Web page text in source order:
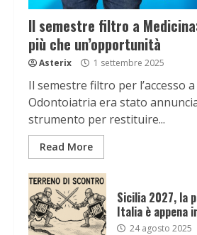
Il semestre filtro a
più che un’opportunità
Asterix 1 settembre 2025
Il semestre filtro per l’accesso
Odontoiatria era stato
strumento per restituire...
Read More
Sicilia 2027, la
Italia è appena
24 agosto 2025